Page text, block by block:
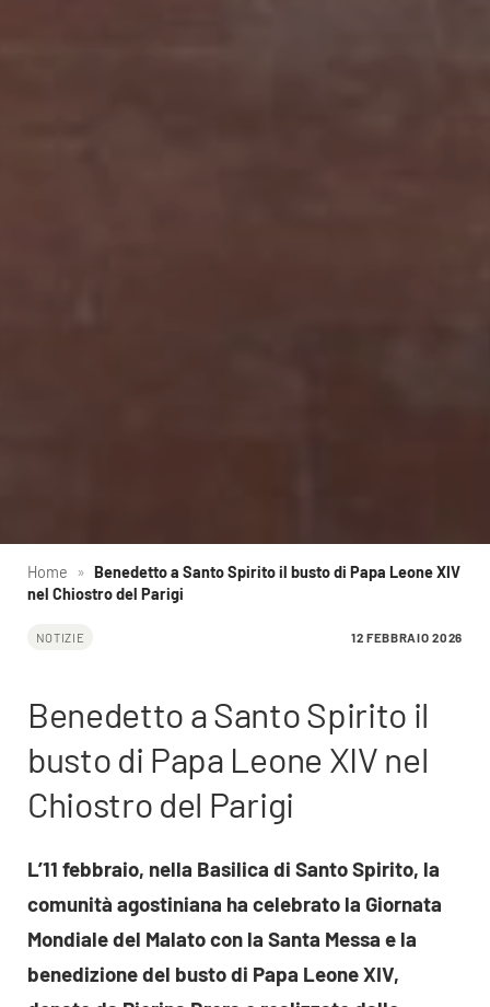
Home » Benedetto a Santo Spirito il busto di Papa Leone XIV
nel Chiostro del Parigi
NOTIZIE 12 FEBBRAIO 2026
Benedetto a Santo Spirito il
busto di Papa Leone XIV nel
Chiostro del Parigi
L’11 febbraio, nella Basilica di Santo Spirito, la
comunità agostiniana ha celebrato la Giornata
Mondiale del Malato con la Santa Messa e la
benedizione del busto di Papa Leone XIV,